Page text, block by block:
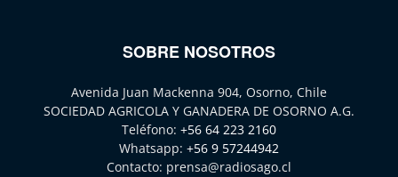
SOBRE NOSOTROS
Avenida Juan Mackenna 904, Osorno, Chile
SOCIEDAD AGRICOLA Y GANADERA DE OSORNO A.G.
Teléfono: +56 64 223 2160
Whatsapp: +56 9 57244942
Contacto: prensa@radiosago.cl